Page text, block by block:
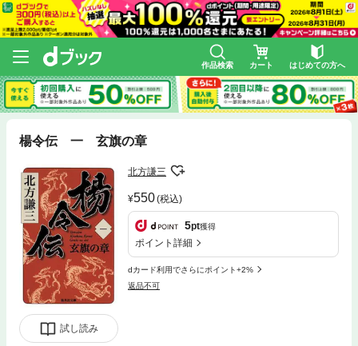
作品検索 カート はじめての方へ
楊令伝 一 玄旗の章
試し読み
北方謙三
550(税込)
5pt獲得
ポイント詳細
dカード利用でさらにポイント+2%
返品不可